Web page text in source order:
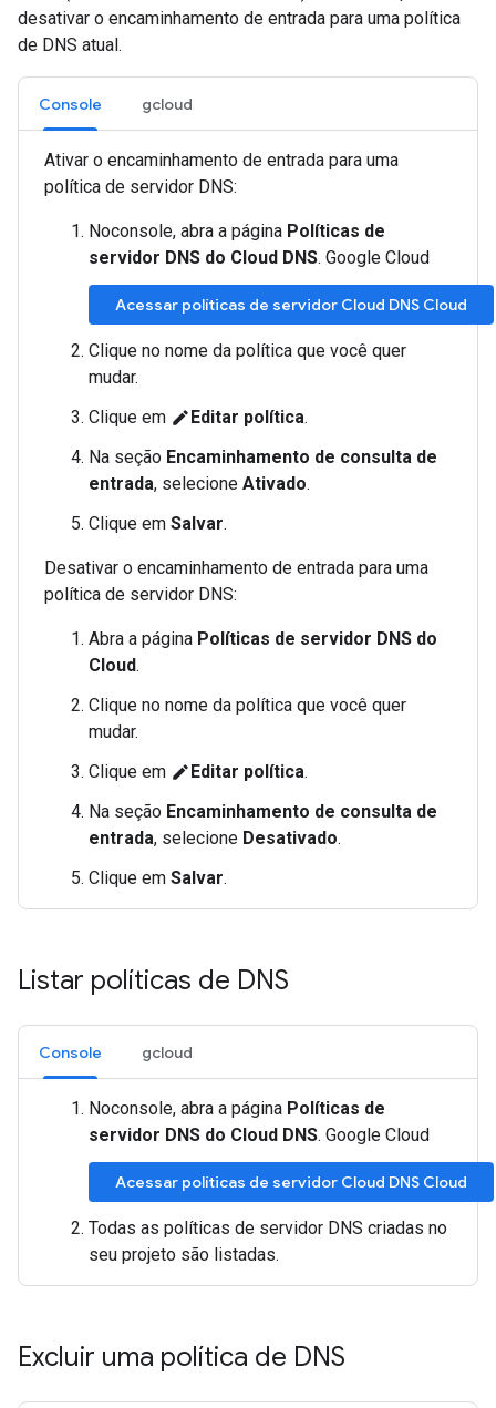
desativar o encaminhamento de entrada para uma política
de DNS atual.
Console gcloud
Ativar o encaminhamento de entrada para uma
política de servidor DNS:
Noconsole, abra a página Políticas de
servidor DNS do Cloud DNS. Google Cloud
Acessar políticas de servidor Cloud DNS Cloud
Clique no nome da política que você quer
mudar.
Clique em editEditar política.
Na seção Encaminhamento de consulta de
entrada, selecione Ativado.
Clique em Salvar.
Desativar o encaminhamento de entrada para uma
política de servidor DNS:
Abra a página Políticas de servidor DNS do
Cloud.
Clique no nome da política que você quer
mudar.
Clique em editEditar política.
Na seção Encaminhamento de consulta de
entrada, selecione Desativado.
Clique em Salvar.
Listar políticas de DNS
Console gcloud
Noconsole, abra a página Políticas de
servidor DNS do Cloud DNS. Google Cloud
Acessar políticas de servidor Cloud DNS Cloud
Todas as políticas de servidor DNS criadas no
seu projeto são listadas.
Excluir uma política de DNS